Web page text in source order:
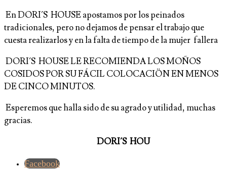
En DORI´S HOUSE apostamos por los peinados
tradicionales, pero no dejamos de pensar el trabajo que
cuesta realizarlos y en la falta de tiempo de la mujer fallera
DORI´S HOUSE LE RECOMIENDA LOS MOÑOS
COSIDOS POR SU FÁCIL COLOCACIÖN EN MENOS
DE CINCO MINUTOS.
Esperemos que halla sido de su agrado y utilidad, muchas
gracias.
DORI´S HOU
Facebook